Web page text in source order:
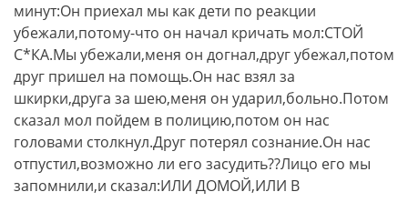
минут:Он приехал мы как дети по реакции
убежали,потому-что он начал кричать мол:СТОЙ
С*КА.Мы убежали,меня он догнал,друг убежал,потом
друг пришел на помощь.Он нас взял за
шкирки,друга за шею,меня он ударил,больно.Потом
сказал мол пойдем в полицию,потом он нас
головами столкнул.Друг потерял сознание.Он нас
отпустил,возможно ли его засудить??Лицо его мы
запомнили,и сказал:ИЛИ ДОМОЙ,ИЛИ В